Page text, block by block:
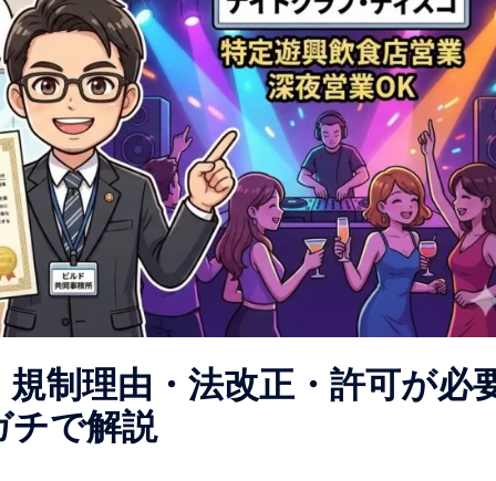
制理由・法改正・許可が必
チで解説